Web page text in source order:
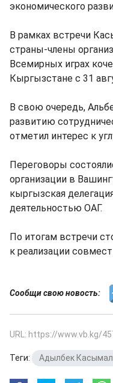
экономического
В рамках встречи
страны-члены
Всемирных играх
Кыргызстане с 31
В свою очередь,
развитию
отметил интерес к
Переговоры
организации в
кыргызская
деятельностью ОАГ.
По итогам встречи
к реализации
Сообщи свою новость:
URL: https://www.vb.kg/
Теги: Адылбек